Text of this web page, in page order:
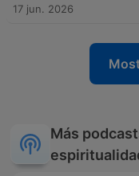
17 jun. 2026
Más